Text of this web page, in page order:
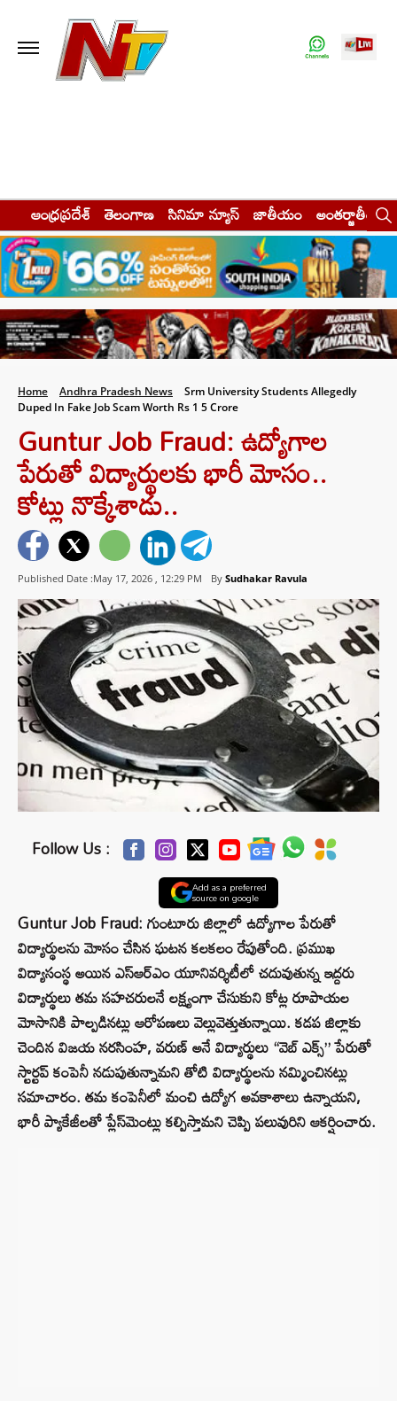
ఆంధ్రప్రదేశ్ తెలంగాణ సినిమా న్యూస్ జాతీయం అంతర్జాతీయం
Home Andhra Pradesh News
Srm University Students Allegedly
Duped In Fake Job Scam Worth Rs 1 5 Crore
Guntur Job Fraud: ఉద్యోగాల
పేరుతో విద్యార్థులకు భారీ మోసం..
కోట్లు నొక్కేశాడు..
Published Date :May 17, 2026 , 12:29 PM By Sudhakar Ravula
Follow Us :
Add as a preferred
source on google
Guntur Job Fraud: గుంటూరు జిల్లాలో ఉద్యోగాల పేరుతో
విద్యార్థులను మోసం చేసిన ఘటన కలకలం రేపుతోంది. ప్రముఖ
విద్యాసంస్థ అయిన ఎస్ఆర్ఎం యూనివర్శిటీలో చదువుతున్న ఇద్దరు
విద్యార్థులు తమ సహచరులనే లక్ష్యంగా చేసుకుని కోట్ల రూపాయల
మోసానికి పాల్పడినట్లు ఆరోపణలు వెల్లువెత్తుతున్నాయి. కడప జిల్లాకు
చెందిన విజయ నరసింహ, వరుణ్ అనే విద్యార్థులు “వెబ్ ఎక్స్” పేరుతో
స్టార్టప్ కంపెనీ నడుపుతున్నామని తోటి విద్యార్థులను నమ్మించినట్లు
సమాచారం. తమ కంపెనీలో మంచి ఉద్యోగ అవకాశాలు ఉన్నాయని,
భారీ ప్యాకేజీలతో ప్లేస్‌మెంట్లు కల్పిస్తామని చెప్పి పలువురిని ఆకర్షించారు.